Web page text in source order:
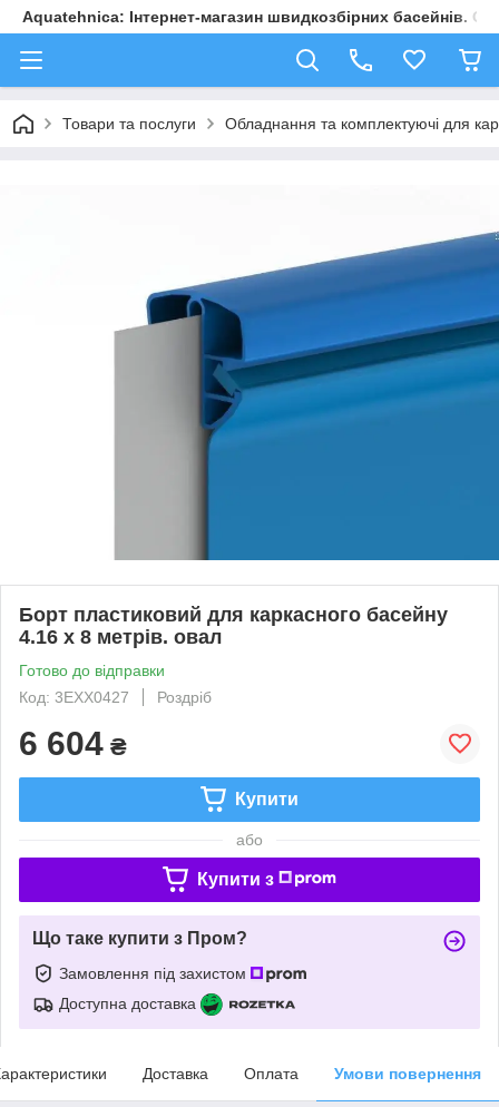
Aquatehnica: Інтернет-магазин швидкозбірних басейнів.
Товари та послуги Обладнання та комплектуючі для
Борт пластиковий для каркасного басейну
4.16 х 8 метрів. овал
Готово до відправки
Код: 3EXX0427
Роздріб
6 604 ₴
Купити
або
Купити з
Що таке купити з Пром?
Замовлення під захистом
Доступна доставка
Доставка Оплата Умови повернення